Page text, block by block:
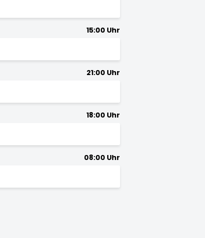
15:00 Uhr
21:00 Uhr
18:00 Uhr
08:00 Uhr